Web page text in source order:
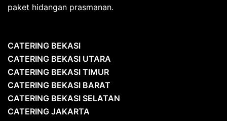
paket hidangan prasmanan.
CATERING BEKASI
CATERING BEKASI UTARA
CATERING BEKASI TIMUR
CATERING BEKASI BARAT
CATERING BEKASI SELATAN
CATERING JAKARTA